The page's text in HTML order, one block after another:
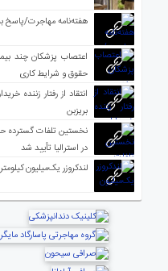
هفته‌نامه مهاجرت/پاسخ به
اعتصاب پزشکان چند
حقوق و شرایط کاری
انتقاد از رفتار زننده
بریزبن
نخستین تلفات گسترده
در استرالیا تأیید شد
لندکروزر یک‌میلیون